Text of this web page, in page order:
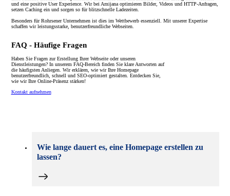
und eine positive User Experience. Wir bei Amijana optimieren Bilder, Videos und HTTP-Anfragen,
setzen Caching ein und sorgen so für blitzschnelle Ladezeiten.
Besonders für Rohrsener Unternehmen ist dies im Wettbewerb essenziell. Mit unserer Expertise
schaffen wir leistungsstarke, benutzerfreundliche Webseiten.
FAQ - Häufige Fragen
Haben Sie Fragen zur Erstellung Ihrer Webseite oder unseren
Dienstleistungen? In unserem FAQ-Bereich finden Sie klare Antworten auf
die häufigsten Anliegen. Wir erklären, wie wir Ihre Homepage
benutzerfreundlich, schnell und SEO-optimiert gestalten. Entdecken Sie,
wie wir Ihre Online-Präsenz stärken!
Kontakt aufnehmen
Wie lange dauert es, eine Homepage erstellen zu
lassen?